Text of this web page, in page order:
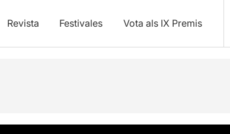
Revista Festivales Vota als IX Premis